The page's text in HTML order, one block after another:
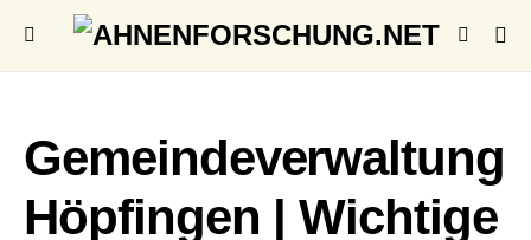
Gemeindeverwaltung
Höpfingen | Wichtige